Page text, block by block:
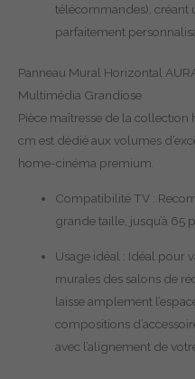
télécommandes), créant
parfaitement
Panneau Mural Horizontal
Multimédia Grandiose
Pièce maîtresse de la collection
cm est dédié aux volumes
home-cinéma premium.
Compatibilité TV :
grande taille, jusqu’à 65
Usage idéal : Idéal pour
murales des salons de
laisse amplement
compositions
avec l’alignement de